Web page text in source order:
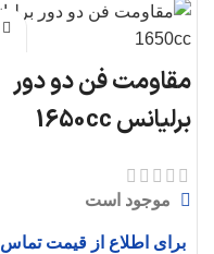
مقاومت فن دو دور
برلیانس 1650cc
موجود است
برای اطلاع از قیمت تماس